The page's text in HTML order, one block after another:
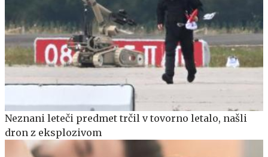
Neznani leteči predmet trčil v tovorno letalo, našli
dron z eksplozivom